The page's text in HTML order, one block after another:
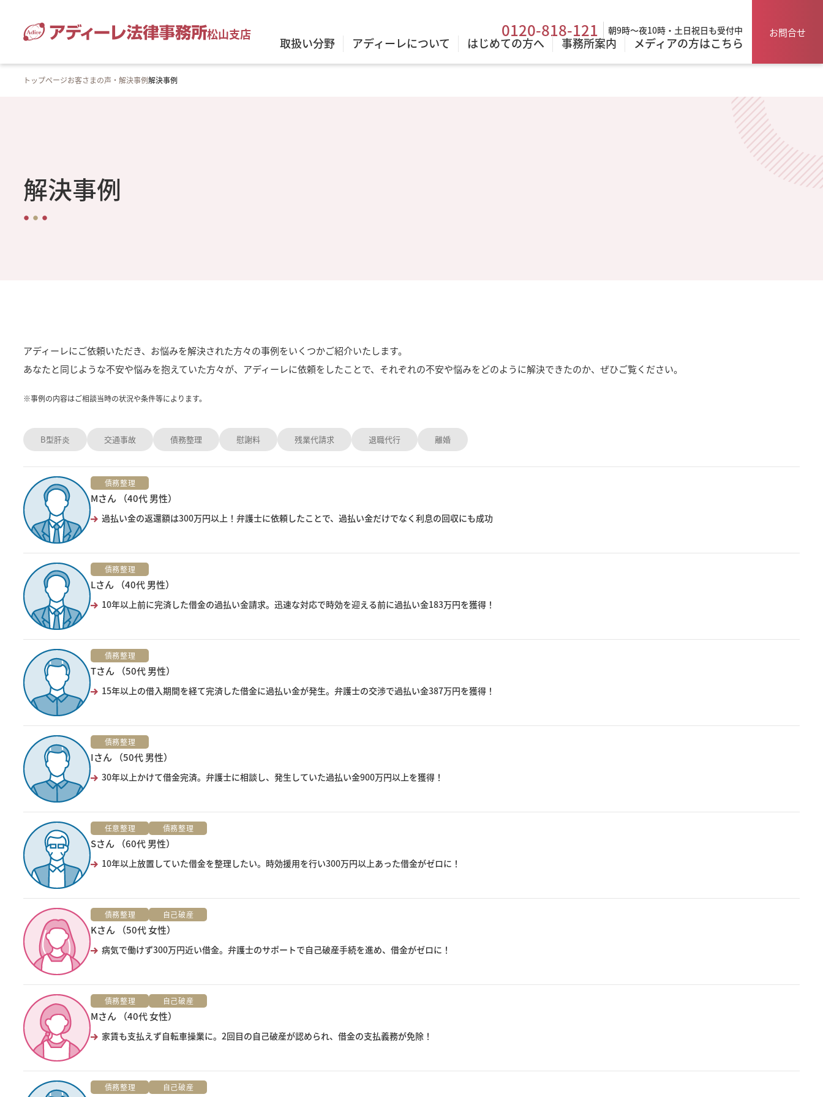
松山支店 0120-818-121 朝9時～夜10時・土日祝日も受付中
取扱い分野 アディーレについて はじめての方へ 事務所案内 メディアの方はこちら
お問合せ
トップページお客さまの声・解決事例解決事例
解決事例
アディーレにご依頼いただき、お悩みを解決された方々の事例をいくつかご紹介いたします。
あなたと同じような不安や悩みを抱えていた方々が、アディーレに依頼をしたことで、それぞれの不安や悩みをどのように解決できたのか、ぜひご覧ください。
※事例の内容はご相談当時の状況や条件等によります。
B型肝炎 交通事故 債務整理 慰謝料 残業代請求 退職代行 離婚
債務整理
Mさん （40代 男性）
過払い金の返還額は300万円以上！弁護士に依頼したことで、過払い金だけでなく利息の回収にも成功
債務整理
Lさん （40代 男性）
10年以上前に完済した借金の過払い金請求。迅速な対応で時効を迎える前に過払い金183万円を獲得！
債務整理
Tさん （50代 男性）
15年以上の借入期間を経て完済した借金に過払い金が発生。弁護士の交渉で過払い金387万円を獲得！
債務整理
Iさん （50代 男性）
30年以上かけて借金完済。弁護士に相談し、発生していた過払い金900万円以上を獲得！
任意整理 債務整理
Sさん （60代 男性）
10年以上放置していた借金を整理したい。時効援用を行い300万円以上あった借金がゼロに！
債務整理 自己破産
Kさん （50代 女性）
病気で働けず300万円近い借金。弁護士のサポートで自己破産手続を進め、借金がゼロに！
債務整理 自己破産
Mさん （40代 女性）
家賃も支払えず自転車操業に。2回目の自己破産が認められ、借金の支払義務が免除！
債務整理 自己破産